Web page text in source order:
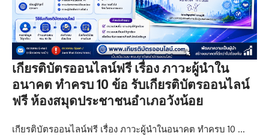
เกียรติบัตรออนไลน์ฟรี เรื่อง ภาวะผู้นำใน
อนาคต ทำครบ 10 ข้อ รับเกียรติบัตรออนไลน์
ฟรี ห้องสมุดประชาชนอำเภอวังน้อย
เกียรติบัตรออนไลน์ฟรี เรื่อง ภาวะผู้นำในอนาคต ทำครบ 10 …